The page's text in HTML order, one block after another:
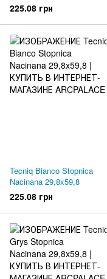
225.08 грн
Tecniq Bianco Stopnica
Nacinana 29,8x59,8
225.08 грн